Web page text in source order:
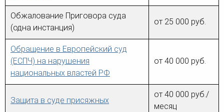
Обжалование Приговора суда
(одна инстанция)
от 25 000 руб.
Обращение в Европейский суд
(ЕСПЧ) на нарушения
национальных властей РФ
от 40 000 руб.
Защита в суде присяжных
от 40 000 руб./
месяц